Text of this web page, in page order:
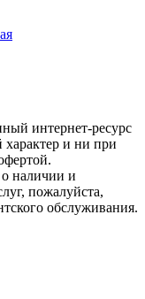
интернет-ресурс
и ни при
наличии и
пожалуйста,
обслуживания.